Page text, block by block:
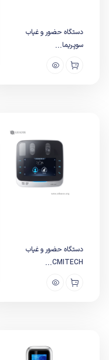
دستگاه حضور و غیاب
سوپریما...
دستگاه حضور و غیاب
CMITECH...